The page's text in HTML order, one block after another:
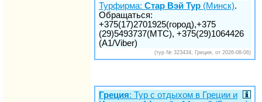
Турфирма: Стар Вэй Тур (Минск).
Обращаться:
+375(17)2701925(город),+375
(29)5493737(МТС), +375(29)1064426
(A1/Viber)
(тур № 323434, Греция, от 2026-08-06)
Греция: Тур с отдыхом в Греции и